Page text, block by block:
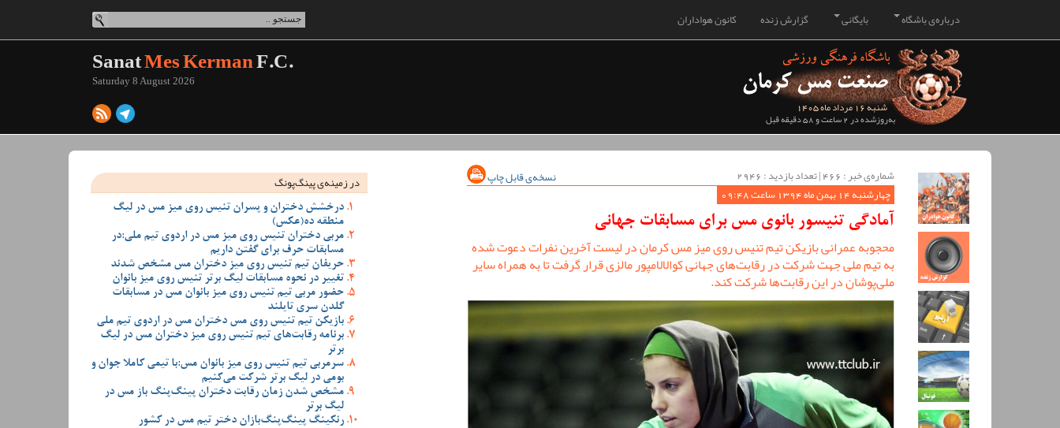
کانون هواداران گزارش زنده بایگانی درباره‌ی باشگاه
شنبه 16 مرداد ماه 1405
به‌روزشده در 2 ساعت و 58 دقیقه قبل
SanatMes KermanF.C.
Saturday 8 August 2026
شماره‌ی خبر : ‌466 | تعداد بازدید : 2946
نسخه‌ی قابل چاپ
چهارشنبه 14 بهمن ماه 1394 ساعت 09:48
آمادگی تنیسور بانوی مس برای مسابقات جهانی
محجوبه عمرانی بازیکن تیم تنیس روی میز مس کرمان در لیست آخرین نفرات دعوت شده
به تیم ملی جهت شرکت در رقابت‌های جهانی کوالالامپور مالزی قرار گرفت تا به همراه سایر
ملی‌پوشان در این رقابت‌ها شرکت کند.
در زمینه‌ی پینگ‌پونگ
درخشش دختران و پسران تنیس روی میز مس در لیگ
منطقه ده(عکس)
مربی دختران تنیس روی میز مس در اردوی تیم ملی:در
مسابقات حرف برای گفتن داریم
حریفان تیم تنیس روی میز دختران مس مشخص شدند
تغییر در نحوه مسابقات لیگ برتر تنیس روی میز بانوان
حضور مربی تیم تنیس روی میز بانوان مس در مسابقات
گلدن سری تایلند
بازیکن تیم تنیس روی مس دختران مس در اردوی تیم ملی
برنامه رقابت‌های تیم تنیس روی میز دختران مس در لیگ
برتر
سرمربی تیم تنیس روی میز بانوان مس:با تیمی کاملا جوان و
بومی در لیگ برتر شرکت می‌کنیم
مشخص شدن زمان رقابت دختران پینگ‌پنگ باز مس در
لیگ برتر
رنکینگ پینگ‌پنگ‌بازان دختر تیم مس در کشور